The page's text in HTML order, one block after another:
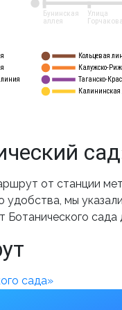
линия
Кольцевая
Калужско-
Таганско-
Калининская
Улица
Горчакова
Бунинская
аллея
от станции
мы
сада
сада»